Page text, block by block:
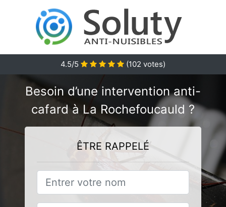
4.5/5 (102 votes)
Besoin d’une intervention anti-
cafard à La Rochefoucauld ?
ÊTRE RAPPELÉ